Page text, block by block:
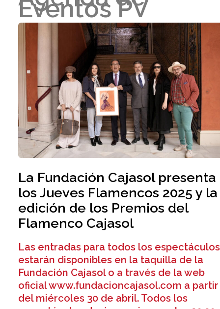
Eventos PV
La Fundación Cajasol presenta
los Jueves Flamencos 2025 y la
edición de los Premios del
Flamenco Cajasol
Las entradas para todos los espectáculos
estarán disponibles en la taquilla de la
Fundación Cajasol o a través de la web
oficial www.fundacioncajasol.com a partir
del miércoles 30 de abril. Todos los